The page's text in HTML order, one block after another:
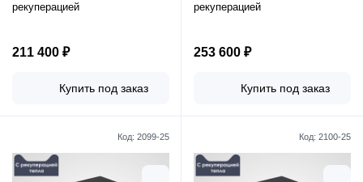
рекуперацией
211 400 ₽
Купить под заказ
рекуперацией
253 600 ₽
Купить под заказ
Код: 2099-25 Код: 2100-25